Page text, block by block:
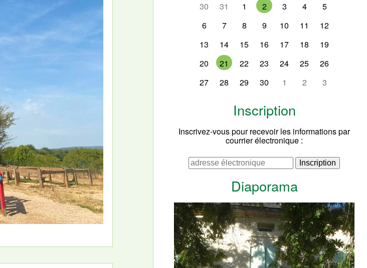
30 31 1 2 3 4
5
6
7 8 9 10 11
12
13
14 15 16 17 18
19
20
21 22 23 24 25
26
27
28 29 30 1 2 3
Inscription
Inscrivez-vous pour recevoir les informations par
courrier électronique :
Diaporama